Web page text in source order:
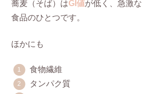
蕎麦（そば）はGI値が低く、急激な
食品のひとつです。
ほかにも
食物繊維
タンパク質